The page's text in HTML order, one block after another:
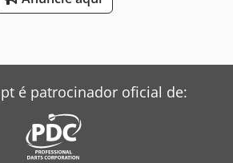
é patrocinador oficial de: